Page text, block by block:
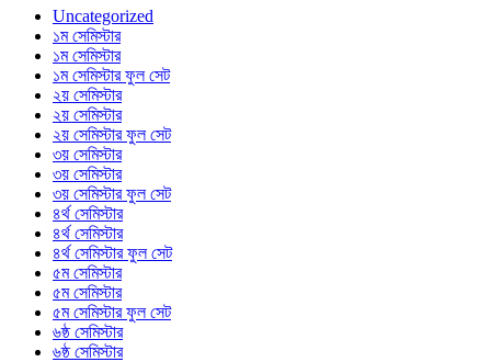
Uncategorized
১ম সেমিস্টার
১ম সেমিস্টার
১ম সেমিস্টার ফুল সেট
২য় সেমিস্টার
২য় সেমিস্টার
২য় সেমিস্টার ফুল সেট
৩য় সেমিস্টার
৩য় সেমিস্টার
৩য় সেমিস্টার ফুল সেট
৪র্থ সেমিস্টার
৪র্থ সেমিস্টার
৪র্থ সেমিস্টার ফুল সেট
৫ম সেমিস্টার
৫ম সেমিস্টার
৫ম সেমিস্টার ফুল সেট
৬ষ্ঠ সেমিস্টার
৬ষ্ঠ সেমিস্টার